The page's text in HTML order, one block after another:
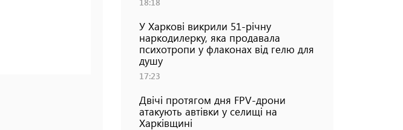
У Харкові викрили 51-річну
наркодилерку, яка продавала
психотропи у флаконах від гелю для
душу
17:23
Двічі протягом дня FPV-дрони
атакують автівки у селищі на
Харківщині